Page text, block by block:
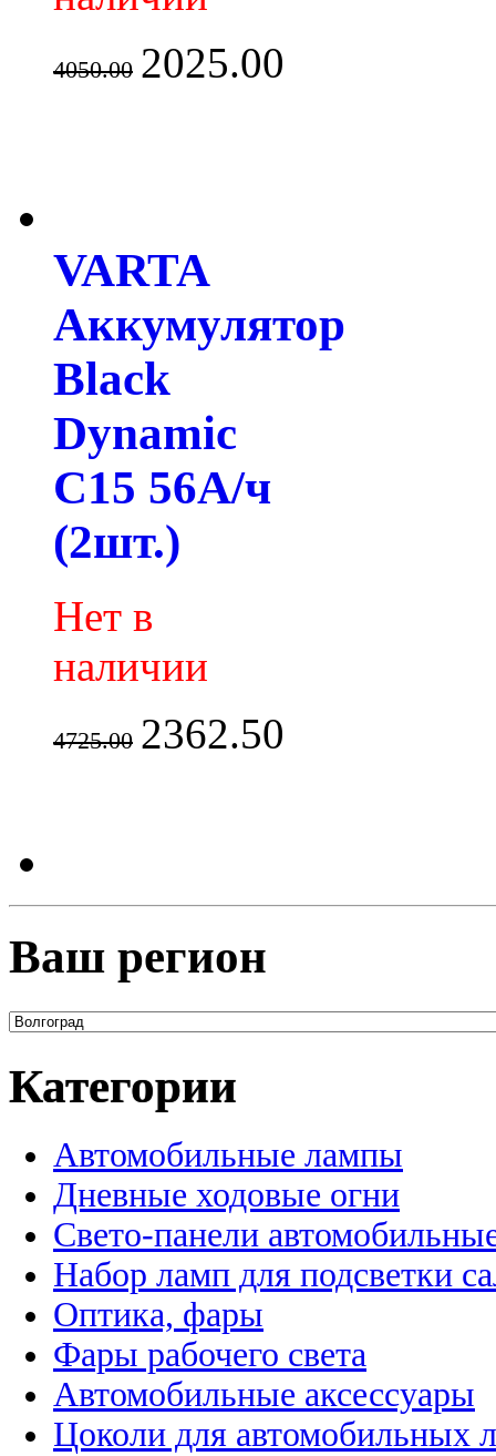
4050.00 2025.00
VARTA
Аккумулятор
Black
Dynamic
C15 56А/ч
(2шт.)
Нет в
наличии
4725.00 2362.50
Ваш регион
Категории
Автомобильные лампы
Дневные ходовые огни
Свето-панели
Набор ламп для подсветки
Оптика, фары
Фары рабочего света
Автомобильные аксессуары
Цоколи для автомобильных